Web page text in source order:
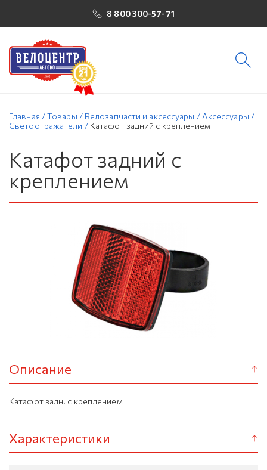
8 800 300-57-71
Главная /Товары / Велозапчасти и аксессуары / Аксессуары /
Светоотражатели / Катафот задний с креплением
Катафот задний с
креплением
Описание
Катафот задн. с креплением
Характеристики